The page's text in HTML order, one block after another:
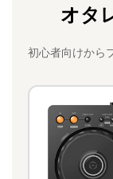
b
o
o
k
o
d
o
n
l
オタ
初心者向けから